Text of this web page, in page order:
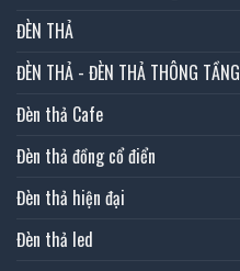
ĐÈN THẢ
ĐÈN THẢ - ĐÈN THẢ THÔNG TẦNG
Đèn thả Cafe
Đèn thả đồng cổ điển
Đèn thả hiện đại
Đèn thả led